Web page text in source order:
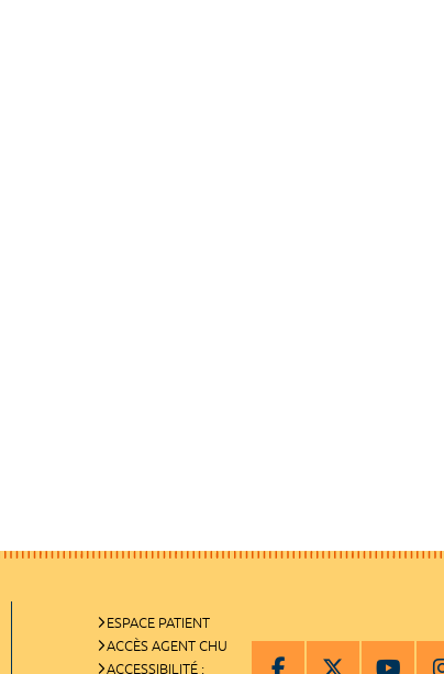
ESPACE PATIENT
ACCÈS AGENT CHU
ACCESSIBILITÉ :